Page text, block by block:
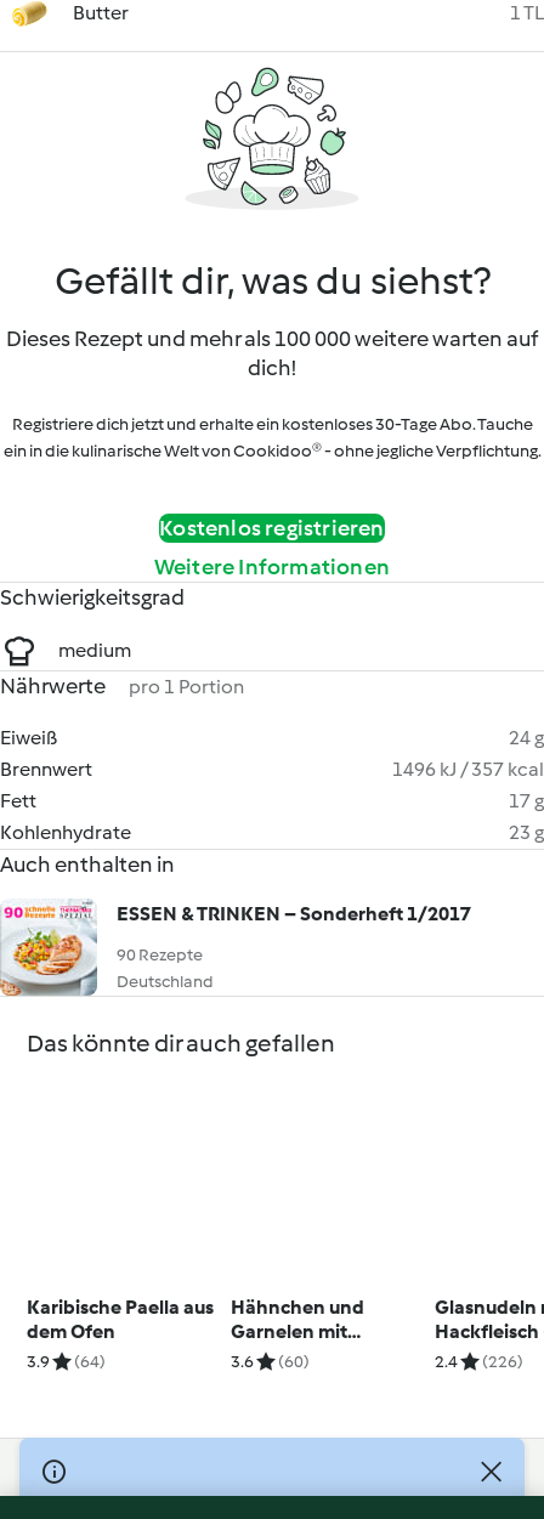
Butter 1 TL
Gefällt dir, was du siehst?
Dieses Rezept und mehr als 100 000 weitere warten auf
dich!
Registriere dich jetzt und erhalte ein kostenloses 30-Tage Abo. Tauche
ein in die kulinarische Welt von Cookidoo® - ohne jegliche Verpflichtung.
Kostenlos registrieren
Weitere Informationen
Schwierigkeitsgrad
medium
Nährwerte pro 1 Portion
Eiweiß
24 g
Brennwert
1496 kJ / 357 kcal
Fett
17 g
Kohlenhydrate
23 g
Auch enthalten in
ESSEN & TRINKEN – Sonderheft 1/2017
90 Rezepte
Deutschland
Das könnte dir auch gefallen
Karibische Paella aus
dem Ofen
3.9 (64)
Hähnchen und
Garnelen mit
saisonalem Gemüse
3.6 (60)
Glasnudeln
Hackfleisch
树)
2.4 (226)
© Copyright 2026